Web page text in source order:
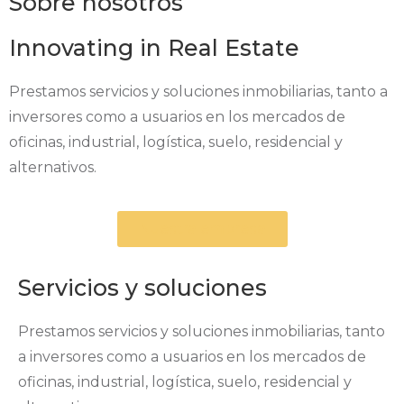
Innovating in Real Estate
Prestamos servicios y soluciones inmobiliarias, tanto a
inversores como a usuarios en los mercados de
oficinas, industrial, logística, suelo, residencial y
alternativos.
Servicios y soluciones
Prestamos servicios y soluciones inmobiliarias, tanto
a inversores como a usuarios en los mercados de
oficinas, industrial, logística, suelo, residencial y